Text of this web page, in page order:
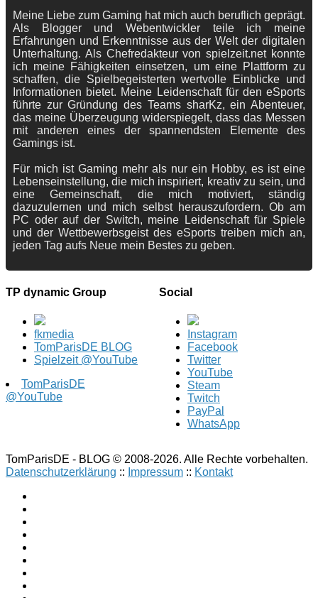
Meine Liebe zum Gaming hat mich auch beruflich geprägt.
Als Blogger und Webentwickler teile ich meine
Erfahrungen und Erkenntnisse aus der Welt der digitalen
Unterhaltung. Als Chefredakteur von spielzeit.net konnte
ich meine Fähigkeiten einsetzen, um eine Plattform zu
schaffen, die Spielbegeisterten wertvolle Einblicke und
Informationen bietet. Meine Leidenschaft für den eSports
führte zur Gründung des Teams sharKz, ein Abenteuer,
das meine Überzeugung widerspiegelt, dass das Messen
mit anderen eines der spannendsten Elemente des
Gamings ist.
Für mich ist Gaming mehr als nur ein Hobby, es ist eine
Lebenseinstellung, die mich inspiriert, kreativ zu sein, und
eine Gemeinschaft, die mich motiviert, ständig
dazuzulernen und mich selbst herauszufordern. Ob am
PC oder auf der Switch, meine Leidenschaft für Spiele
und der Wettbewerbsgeist des eSports treiben mich an,
jeden Tag aufs Neue mein Bestes zu geben.
TP dynamic Group
fkmedia
TomParisDE BLOG
Spielzeit @YouTube
TomParisDE
@YouTube
Social
Instagram
Facebook
Twitter
YouTube
Steam
Twitch
PayPal
WhatsApp
TomParisDE - BLOG © 2008-2026. Alle Rechte vorbehalten.
Datenschutzerklärung :: Impressum :: Kontakt